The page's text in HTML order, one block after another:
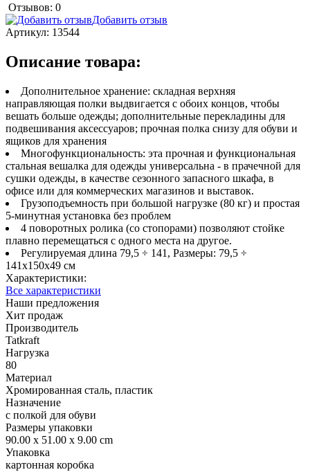
Отзывов: 0
Добавить отзыв
Артикул: 13544
Описание товара:
Дополнительное хранение: складная верхняя
направляющая полки выдвигается с обоих концов, чтобы
вешать больше одежды; дополнительные перекладины для
подвешивания аксессуаров; прочная полка снизу для обуви и
ящиков для хранения
Многофункциональность: эта прочная и функциональная
стальная вешалка для одежды универсальна - в прачечной для
сушки одежды, в качестве сезонного запасного шкафа, в
офисе или для коммерческих магазинов и выставок.
Грузоподъемность при большой нагрузке (80 кг) и простая
5-минутная установка без проблем
4 поворотных ролика (со стопорами) позволяют стойке
плавно перемещаться с одного места на другое.
Регулируемая длина 79,5 ÷ 141, Размеры: 79,5 ÷
141x150x49 см
Характеристики:
Все характеристики
Наши предложения
Хит продаж
Производитель
Tatkraft
Нагрузка
80
Материал
Хромированная сталь, пластик
Назначение
с полкой для обуви
Размеры упаковки
90.00 x 51.00 x 9.00 cm
Упаковка
картонная коробка